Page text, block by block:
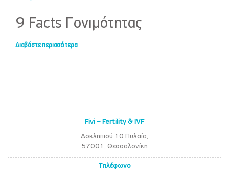
9 Facts Γονιμότητας
Διαβάστε περισσότερα
Fivi – Fertility & IVF
Ασκληπιού 10 Πυλαία,
57001, Θεσσαλονίκη
Τηλέφωνο